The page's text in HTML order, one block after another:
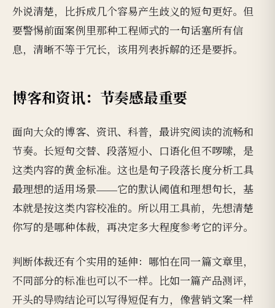
外说清楚，比拆成几个容易产生歧义的短句更好。但
要警惕前面案例里那种工程师式的一句话塞所有信
息，清晰不等于冗长，该用列表拆解的还是要拆。
博客和资讯：节奏感最重要
面向大众的博客、资讯、科普，最讲究阅读的流畅和
节奏。长短句交替、段落短小、口语化但不啰嗦，是
这类内容的黄金标准。这也是句子段落长度分析工具
最理想的适用场景——它的默认阈值和理想句长，基
本就是按这类内容校准的。所以用工具前，先想清楚
你写的是哪种体裁，再决定多大程度参考它的评分。
判断体裁还有个实用的延伸：哪怕在同一篇文章里，
不同部分的标准也可以不一样。比如一篇产品测评，
开头的导购结论可以写得短促有力，像营销文案一样